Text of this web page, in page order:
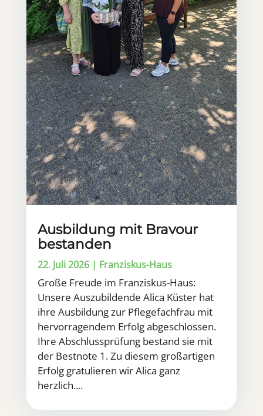
Ausbildung mit Bravour
bestanden
22. Juli 2026| Franziskus-Haus
Große Freude im Franziskus-Haus:
Unsere Auszubildende Alica Küster hat
ihre Ausbildung zur Pflegefachfrau mit
hervorragendem Erfolg abgeschlossen.
Ihre Abschlussprüfung bestand sie mit
der Bestnote 1. Zu diesem großartigen
Erfolg gratulieren wir Alica ganz
herzlich....